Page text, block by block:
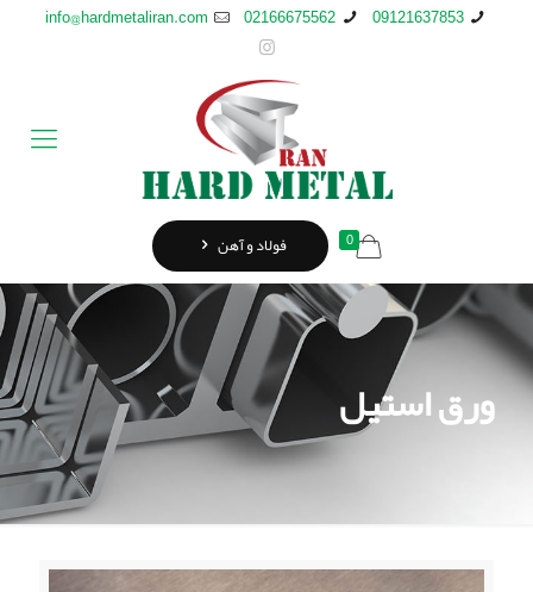
09121637853
02166675562
info@hardmetaliran.com
0 فولاد و آهن
ورق استيل